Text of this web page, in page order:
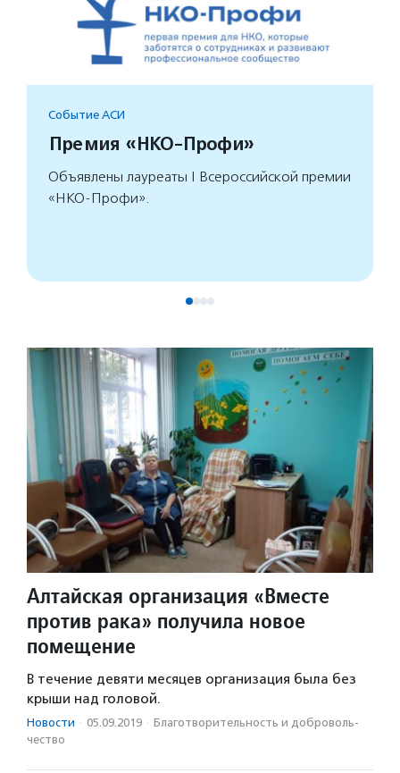
Событие АСИ
Премия «НКО-Профи»
Объявлены лауреаты I Всероссийской премии
«НКО-Профи».
Алтайская организация «Вместе
против рака» получила новое
помещение
В течение девяти месяцев организация была без
крыши над головой.
Новости · 05.09.2019 · Благотвори­тель­ность и доброволь­
чест­во